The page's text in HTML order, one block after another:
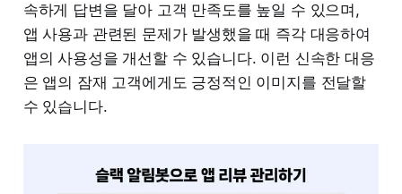
속하게 답변을 달아 고객 만족도를 높일 수 있으며,
앱 사용과 관련된 문제가 발생했을 때 즉각 대응하여
앱의 사용성을 개선할 수 있습니다. 이런 신속한 대응
은 앱의 잠재 고객에게도 긍정적인 이미지를 전달할
수 있습니다.